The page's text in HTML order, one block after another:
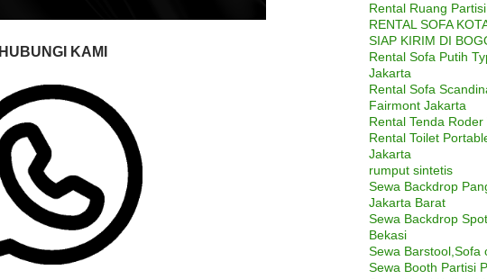
HUBUNGI KAMI
Rental Ruang
RENTAL SOFA
SIAP KIRIM DI
Rental Sofa Putih
Jakarta
Rental Sofa
Fairmont Jakarta
Rental Tenda
Rental Toilet
Jakarta
rumput sintetis
Sewa Backdrop
Jakarta Barat
Sewa Backdrop
Bekasi
Sewa Barstool,Sofa
Sewa Booth Partisi